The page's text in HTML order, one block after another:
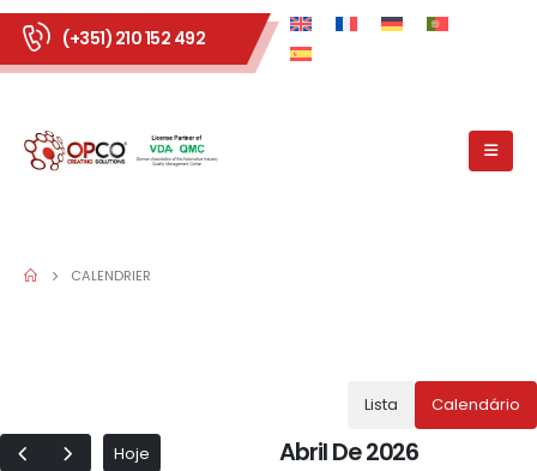
(+351) 210 152 492
CALENDRIER
Lista Calendário
Hoje Abril De 2026